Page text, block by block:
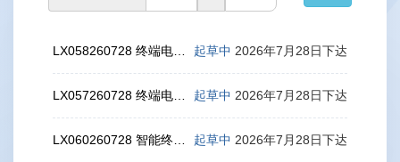
起草中 2026年7月28日下达
起草中 2026年7月28日下达
起草中 2026年7月28日下达